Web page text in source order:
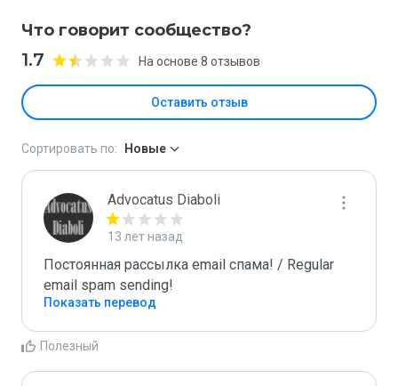
Что говорит сообщество?
1.7 На основе 8 отзывов
Оставить отзыв
Сортировать по: Новые
Advocatus Diaboli
13 лет назад
Постоянная рассылка email спама! / Regular
email spam sending!
Показать перевод
Полезный